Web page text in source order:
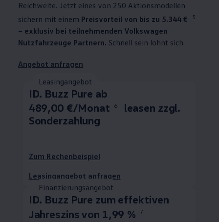
Reichweite. Jetzt eines von 250 Aktionsmodellen
sichern mit einem Preisvorteil von bis zu 5.344 € 5
– exklusiv bei teilnehmenden Volkswagen
Nutzfahrzeuge Partnern. Schnell sein lohnt sich.
Angebot anfragen
Leasingangebot
ID. Buzz Pure ab
489,00 €/Monat
6
leasen zzgl.
Sonderzahlung
Zum Rechenbeispiel
Leasingangebot anfragen
Finanzierungsangebot
ID. Buzz Pure zum effektiven
Jahreszins von 1,99 %
7